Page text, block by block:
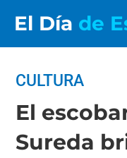
El Día de
CULTURA
El
Sureda